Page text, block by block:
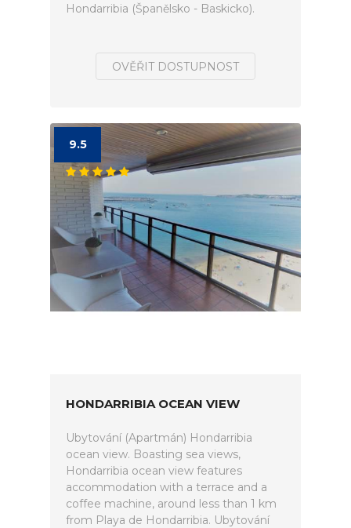
Hondarribia (Španělsko - Baskicko).
OVĚŘIT DOSTUPNOST
9.5
HONDARRIBIA OCEAN VIEW
Ubytování (Apartmán) Hondarribia
ocean view. Boasting sea views,
Hondarribia ocean view features
accommodation with a terrace and a
coffee machine, around less than 1 km
from Playa de Hondarribia. Ubytování